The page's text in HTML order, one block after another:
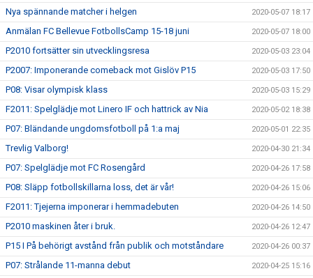
Nya spännande matcher i helgen 2020-05-07 18:17
Anmälan FC Bellevue FotbollsCamp 15-18 juni 2020-05-07 18:00
P2010 fortsätter sin utvecklingsresa 2020-05-03 23:04
P2007: Imponerande comeback mot Gislöv P15 2020-05-03 17:50
P08: Visar olympisk klass 2020-05-03 15:29
F2011: Spelglädje mot Linero IF och hattrick av Nia 2020-05-02 18:38
P07: Bländande ungdomsfotboll på 1:a maj 2020-05-01 22:35
Trevlig Valborg! 2020-04-30 21:34
P07: Spelglädje mot FC Rosengård 2020-04-26 17:58
P08: Släpp fotbollskillarna loss, det är vår! 2020-04-26 15:06
F2011: Tjejerna imponerar i hemmadebuten 2020-04-26 14:50
P2010 maskinen åter i bruk. 2020-04-26 12:47
P15 I På behörigt avstånd från publik och motståndare 2020-04-26 00:37
P07: Strålande 11-manna debut 2020-04-25 15:16